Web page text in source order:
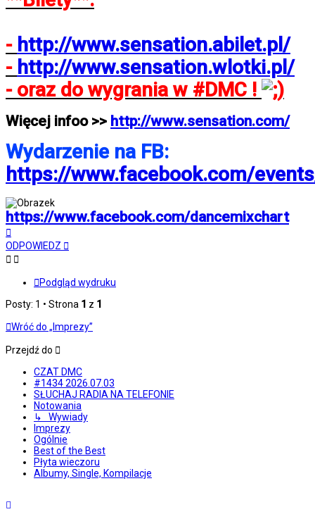
- http://www.sensation.abilet.pl/
- http://www.sensation.wlotki.pl/
- oraz do wygrania w #DMC !
Więcej infoo >> http://www.sensation.com/
Wydarzenie na FB:
https://www.facebook.com/
https://www.facebook.com/dancemixchart
górę
ODPOWIEDZ
Podgląd wydruku
Posty: 1 • Strona 1 z 1
Wróć do „Imprezy”
Przejdź do
CZAT DMC
#1434 2026.07.03
SŁUCHAJ RADIA NA TELEFONIE
Notowania
↳ Wywiady
Imprezy
Ogólnie
Best of the Best
Płyta wieczoru
Albumy, Single, Kompilacje